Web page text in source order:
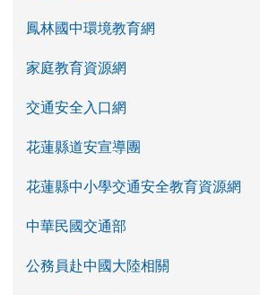
鳳林國中環境教育網
家庭教育資源網
交通安全入口網
花蓮縣道安宣導團
花蓮縣中小學交通安全教育資源網
中華民國交通部
公務員赴中國大陸相關